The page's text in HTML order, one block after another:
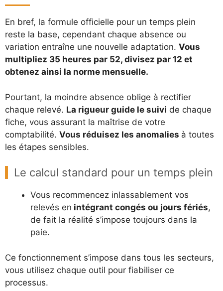
En bref, la formule officielle pour un temps plein
reste la base, cependant chaque absence ou
variation entraîne une nouvelle adaptation. Vous
multipliez 35 heures par 52, divisez par 12 et
obtenez ainsi la norme mensuelle.
Pourtant, la moindre absence oblige à rectifier
chaque relevé. La rigueur guide le suivi de chaque
fiche, vous assurant la maîtrise de votre
comptabilité. Vous réduisez les anomalies à toutes
les étapes sensibles.
Le calcul standard pour un temps plein
Vous recommencez inlassablement vos
relevés en intégrant congés ou jours fériés,
de fait la réalité s’impose toujours dans la
paie.
Ce fonctionnement s’impose dans tous les secteurs,
vous utilisez chaque outil pour fiabiliser ce
processus.